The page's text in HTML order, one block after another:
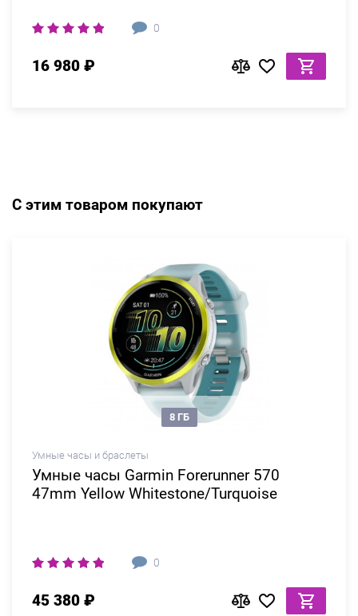
0
16 980 ₽
С этим товаром покупают
Умные часы и браслеты
Умные часы Garmin Forerunner 570
47mm Yellow Whitestone/Turquoise
0
8 ГБ
45 380 ₽